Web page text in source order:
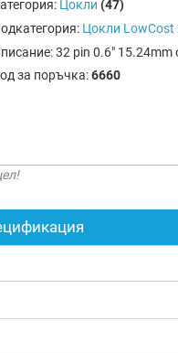
Цокли (47)
Цокли LowCost
32 pin 0.6" 15.24mm
за поръчка:6660